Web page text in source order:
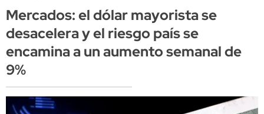
Mercados: el dólar mayorista se
desacelera y el riesgo país se
encamina a un aumento semanal de
9%